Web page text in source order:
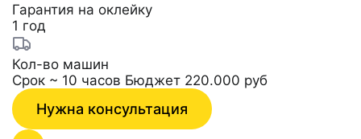
Гарантия на оклейку
1 год
Кол-во машин
Срок ~ 10 часов Бюджет 220.000 руб
Нужна консультация